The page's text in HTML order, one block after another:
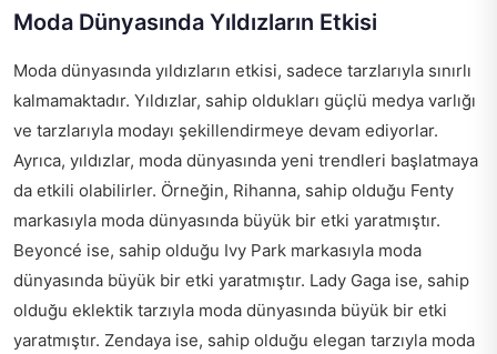
Moda Dünyasında Yıldızların Etkisi
Moda dünyasında yıldızların etkisi, sadece tarzlarıyla sınırlı
kalmamaktadır. Yıldızlar, sahip oldukları güçlü medya varlığı
ve tarzlarıyla modayı şekillendirmeye devam ediyorlar.
Ayrıca, yıldızlar, moda dünyasında yeni trendleri başlatmaya
da etkili olabilirler. Örneğin, Rihanna, sahip olduğu Fenty
markasıyla moda dünyasında büyük bir etki yaratmıştır.
Beyoncé ise, sahip olduğu Ivy Park markasıyla moda
dünyasında büyük bir etki yaratmıştır. Lady Gaga ise, sahip
olduğu eklektik tarzıyla moda dünyasında büyük bir etki
yaratmıştır. Zendaya ise, sahip olduğu elegan tarzıyla moda